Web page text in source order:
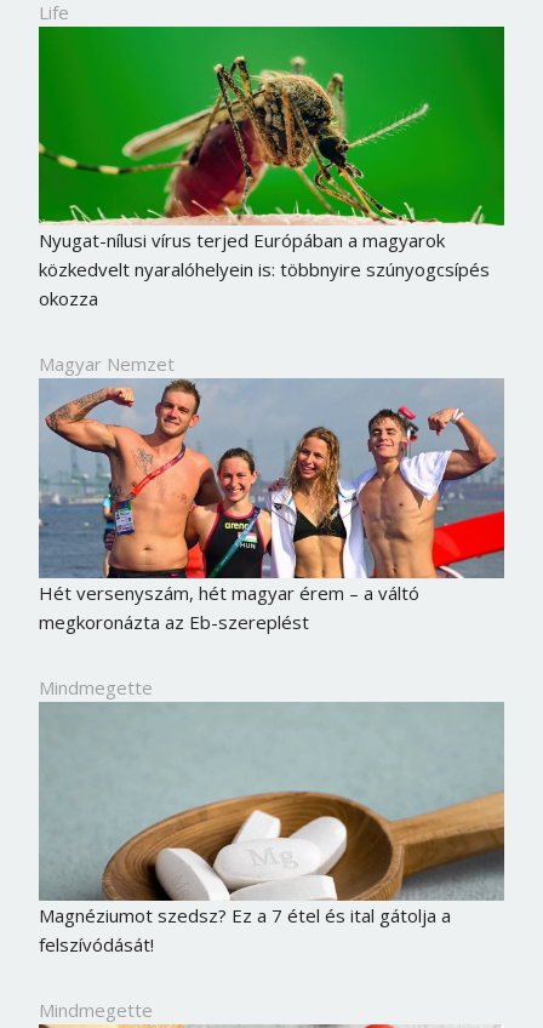
Life
Nyugat-nílusi vírus terjed Európában a magyarok
közkedvelt nyaralóhelyein is: többnyire szúnyogcsípés
okozza
Magyar Nemzet
Hét versenyszám, hét magyar érem – a váltó
megkoronázta az Eb-szereplést
Mindmegette
Magnéziumot szedsz? Ez a 7 étel és ital gátolja a
felszívódását!
Mindmegette